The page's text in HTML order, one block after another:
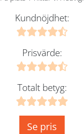
Kundnöjdhet:
Prisvärde:
Totalt betyg:
Se pris